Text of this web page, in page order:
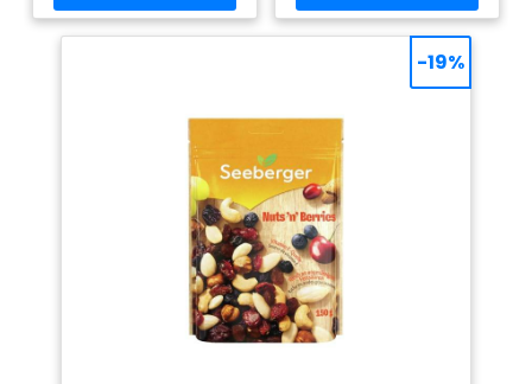
d’amandes blanchies à
l’arôme sucré, de noix
-19%